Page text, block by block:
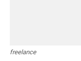
freelance